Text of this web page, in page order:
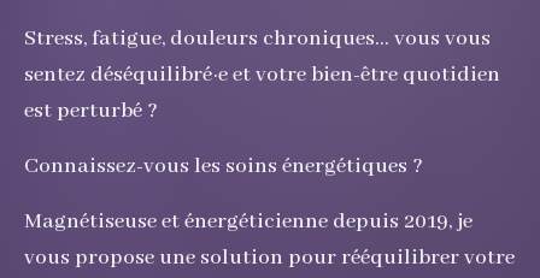
Stress, fatigue, douleurs chroniques… vous vous
sentez déséquilibré·e et votre bien-être quotidien
est perturbé ?
Connaissez-vous les soins énergétiques ?
Magnétiseuse et énergéticienne depuis 2019, je
vous propose une solution pour rééquilibrer votre